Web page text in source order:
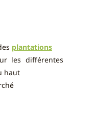
plantations
les différentes
haut